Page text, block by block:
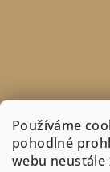
Používáme
pohodlné
webu neustále